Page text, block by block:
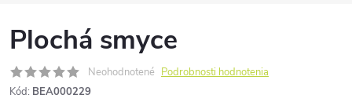
Plochá smyce
Neohodnotené Podrobnosti hodnotenia
Kód: BEA000229